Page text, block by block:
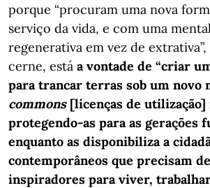
porque “procuram uma nova
serviço da vida, e com uma
regenerativa em vez de
cerne, está a vontade de “criar
para trancar terras sob um novo
commons[licenças de
protegendo-as para as gerações
enquanto as disponibiliza a
contemporâneos que precisam
inspiradores para viver,